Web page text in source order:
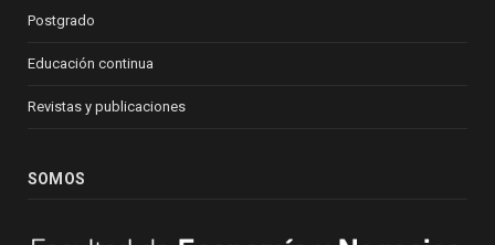
Postgrado
Educación continua
Revistas y publicaciones
SOMOS